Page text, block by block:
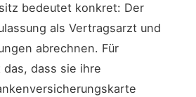
bedeutet konkret: Der
als Vertragsarzt und
abrechnen. Für
dass sie ihre